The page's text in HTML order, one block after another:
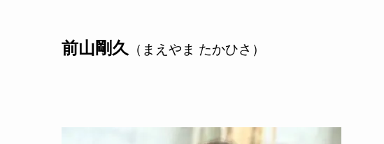
前山剛久 （まえやま たかひさ）